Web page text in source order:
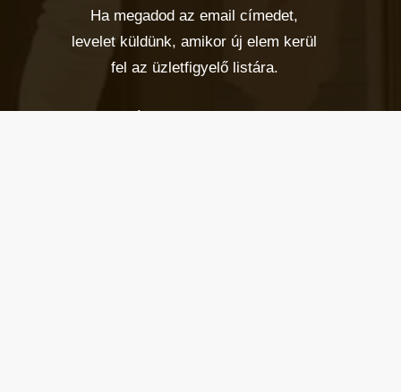
Ha megadod az email címedet,
levelet küldünk, amikor új elem kerül
fel az üzletfigyelő listára.